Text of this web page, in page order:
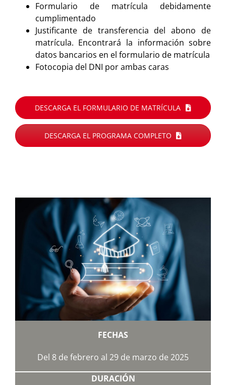
Formulario de matrícula debidamente
cumplimentado
Justificante de transferencia del abono de
matrícula. Encontrará la información sobre
datos bancarios en el formulario de matrícula
Fotocopia del DNI por ambas caras
DESCARGA EL FORMULARIO DE MATRÍCULA
DESCARGA EL PROGRAMA COMPLETO
FECHAS
Del 8 de febrero al 29 de marzo de 2025
DURACIÓN